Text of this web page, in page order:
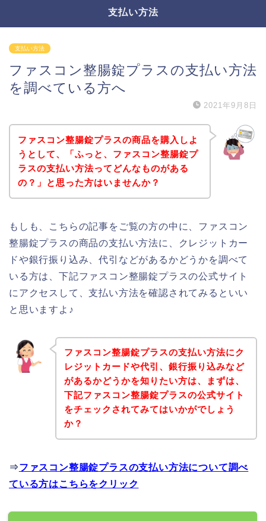
支払い方法
支払い方法
ファスコン整腸錠プラスの支払い方法
を調べている方へ
2021年9月8日
ファスコン整腸錠プラスの商品を購入しよ
うとして、「ふっと、ファスコン整腸錠プ
ラスの支払い方法ってどんなものがある
の？」と思った方はいませんか？
もしも、こちらの記事をご覧の方の中に、ファスコン
整腸錠プラスの商品の支払い方法に、クレジットカー
ドや銀行振り込み、代引などがあるかどうかを調べて
いる方は、下記ファスコン整腸錠プラスの公式サイト
にアクセスして、支払い方法を確認されてみるといい
と思いますよ♪
ファスコン整腸錠プラスの支払い方法にク
レジットカードや代引、銀行振り込みなど
があるかどうかを知りたい方は、まずは、
下記ファスコン整腸錠プラスの公式サイト
をチェックされてみてはいかがでしょう
か？
⇒ファスコン整腸錠プラスの支払い方法について調べ
ている方はこちらをクリック